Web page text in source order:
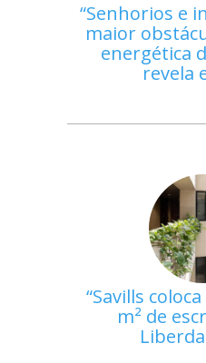
Senhorios e
maior
energética
revela
Savills
m² de